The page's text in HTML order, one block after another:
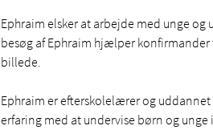
Ephraim elsker at arbejde med unge
besøg af Ephraim hjælper konfirmander
billede.
Ephraim er efterskolelærer og uddannet
erfaring med at undervise børn og